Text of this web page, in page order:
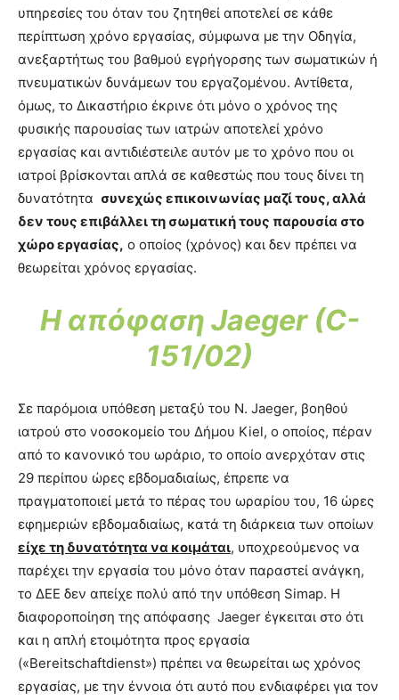
υπηρεσίες του όταν του ζητηθεί αποτελεί σε κάθε
περίπτωση χρόνο εργασίας, σύμφωνα με την Οδηγία,
ανεξαρτήτως του βαθμού εγρήγορσης των σωματικών ή
πνευματικών δυνάμεων του εργαζομένου. Αντίθετα,
όμως, το Δικαστήριο έκρινε ότι μόνο ο χρόνος της
φυσικής παρουσίας των ιατρών αποτελεί χρόνο
εργασίας και αντιδιέστειλε αυτόν με το χρόνο που οι
ιατροί βρίσκονται απλά σε καθεστώς που τους δίνει τη
δυνατότητα συνεχώς επικοινωνίας μαζί τους, αλλά
δεν τους επιβάλλει τη σωματική τους παρουσία στο
χώρο εργασίας, ο οποίος (χρόνος) και δεν πρέπει να
θεωρείται χρόνος εργασίας.
Η απόφαση Jaeger (C-
151/02)
Σε παρόμοια υπόθεση μεταξύ του N. Jaeger, βοηθού
ιατρού στο νοσοκομείο του Δήμου Kiel, ο οποίος, πέραν
από το κανονικό του ωράριο, το οποίο ανερχόταν στις
29 περίπου ώρες εβδομαδιαίως, έπρεπε να
πραγματοποιεί μετά το πέρας του ωραρίου του, 16 ώρες
εφημεριών εβδομαδιαίως, κατά τη διάρκεια των οποίων
είχε τη δυνατότητα να κοιμάται, υποχρεούμενος να
παρέχει την εργασία του μόνο όταν παραστεί ανάγκη,
το ΔΕΕ δεν απείχε πολύ από την υπόθεση Simap. Η
διαφοροποίηση της απόφασης Jaeger έγκειται στο ότι
και η απλή ετοιμότητα προς εργασία
(«Bereitschaftdienst») πρέπει να θεωρείται ως χρόνος
εργασίας, με την έννοια ότι αυτό που ενδιαφέρει για τον